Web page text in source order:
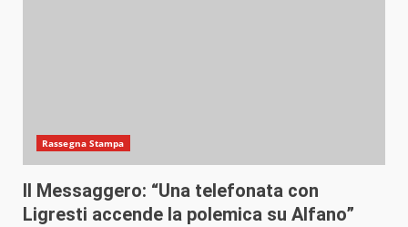
Rassegna Stampa
Il Messaggero: “Una telefonata con
Ligresti accende la polemica su Alfano”